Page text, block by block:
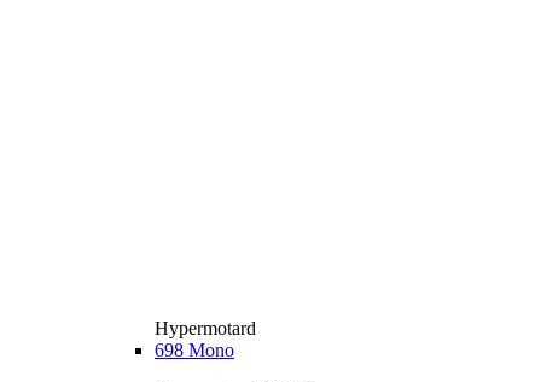
Hypermotard
698 Mono